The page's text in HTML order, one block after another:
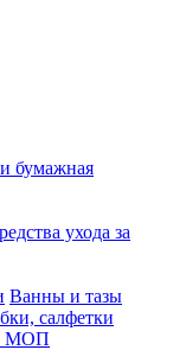
бумажная
ухода за
Ванны и тазы
салфетки
МОП